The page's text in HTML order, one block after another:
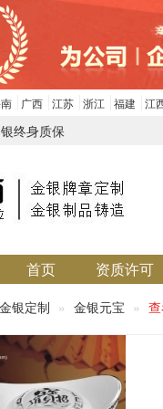
广西 江苏 浙江 福建 江
终身质保
首页 资质许可
银定制 金银元宝